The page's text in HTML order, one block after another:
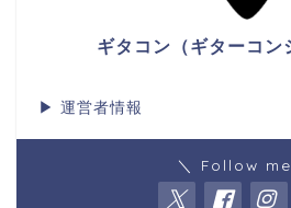
ギタコン（ギターコン
▶ 運営者情報
＼ Follow